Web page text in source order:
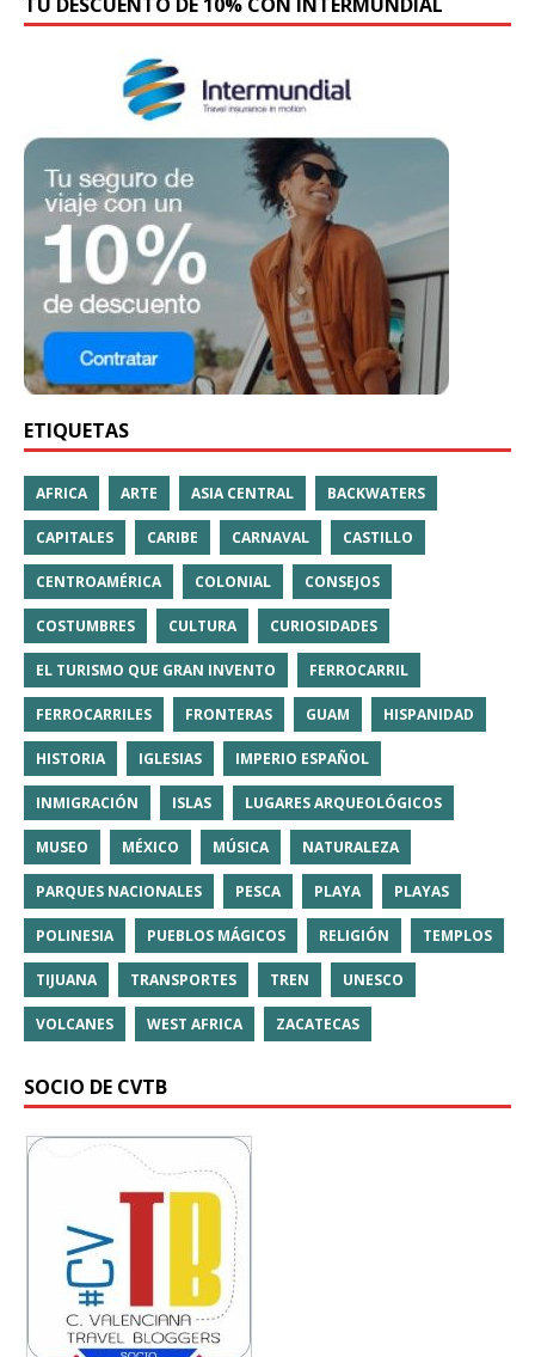
ETIQUETAS
AFRICA ARTE ASIA CENTRAL BACKWATERS
CAPITALES CARIBE CARNAVAL CASTILLO
CENTROAMÉRICA COLONIAL CONSEJOS
COSTUMBRES CULTURA CURIOSIDADES
EL TURISMO QUE GRAN INVENTO FERROCARRIL
FERROCARRILES FRONTERAS GUAM HISPANIDAD
HISTORIA IGLESIAS IMPERIO ESPAÑOL
INMIGRACIÓN ISLAS LUGARES ARQUEOLÓGICOS
MUSEO MÉXICO MÚSICA NATURALEZA
PARQUES NACIONALES PESCA PLAYA PLAYAS
POLINESIA PUEBLOS MÁGICOS RELIGIÓN TEMPLOS
TIJUANA TRANSPORTES TREN UNESCO
VOLCANES WEST AFRICA ZACATECAS
SOCIO DE CVTB